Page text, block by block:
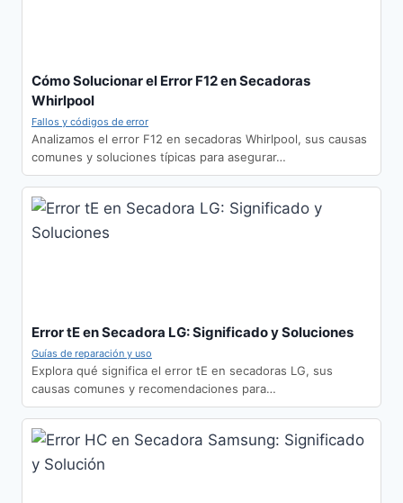
Cómo Solucionar el Error F12 en Secadoras
Whirlpool
Fallos y códigos de error
Analizamos el error F12 en secadoras Whirlpool, sus causas
comunes y soluciones típicas para asegurar…
Error tE en Secadora LG: Significado y Soluciones
Guías de reparación y uso
Explora qué significa el error tE en secadoras LG, sus
causas comunes y recomendaciones para…